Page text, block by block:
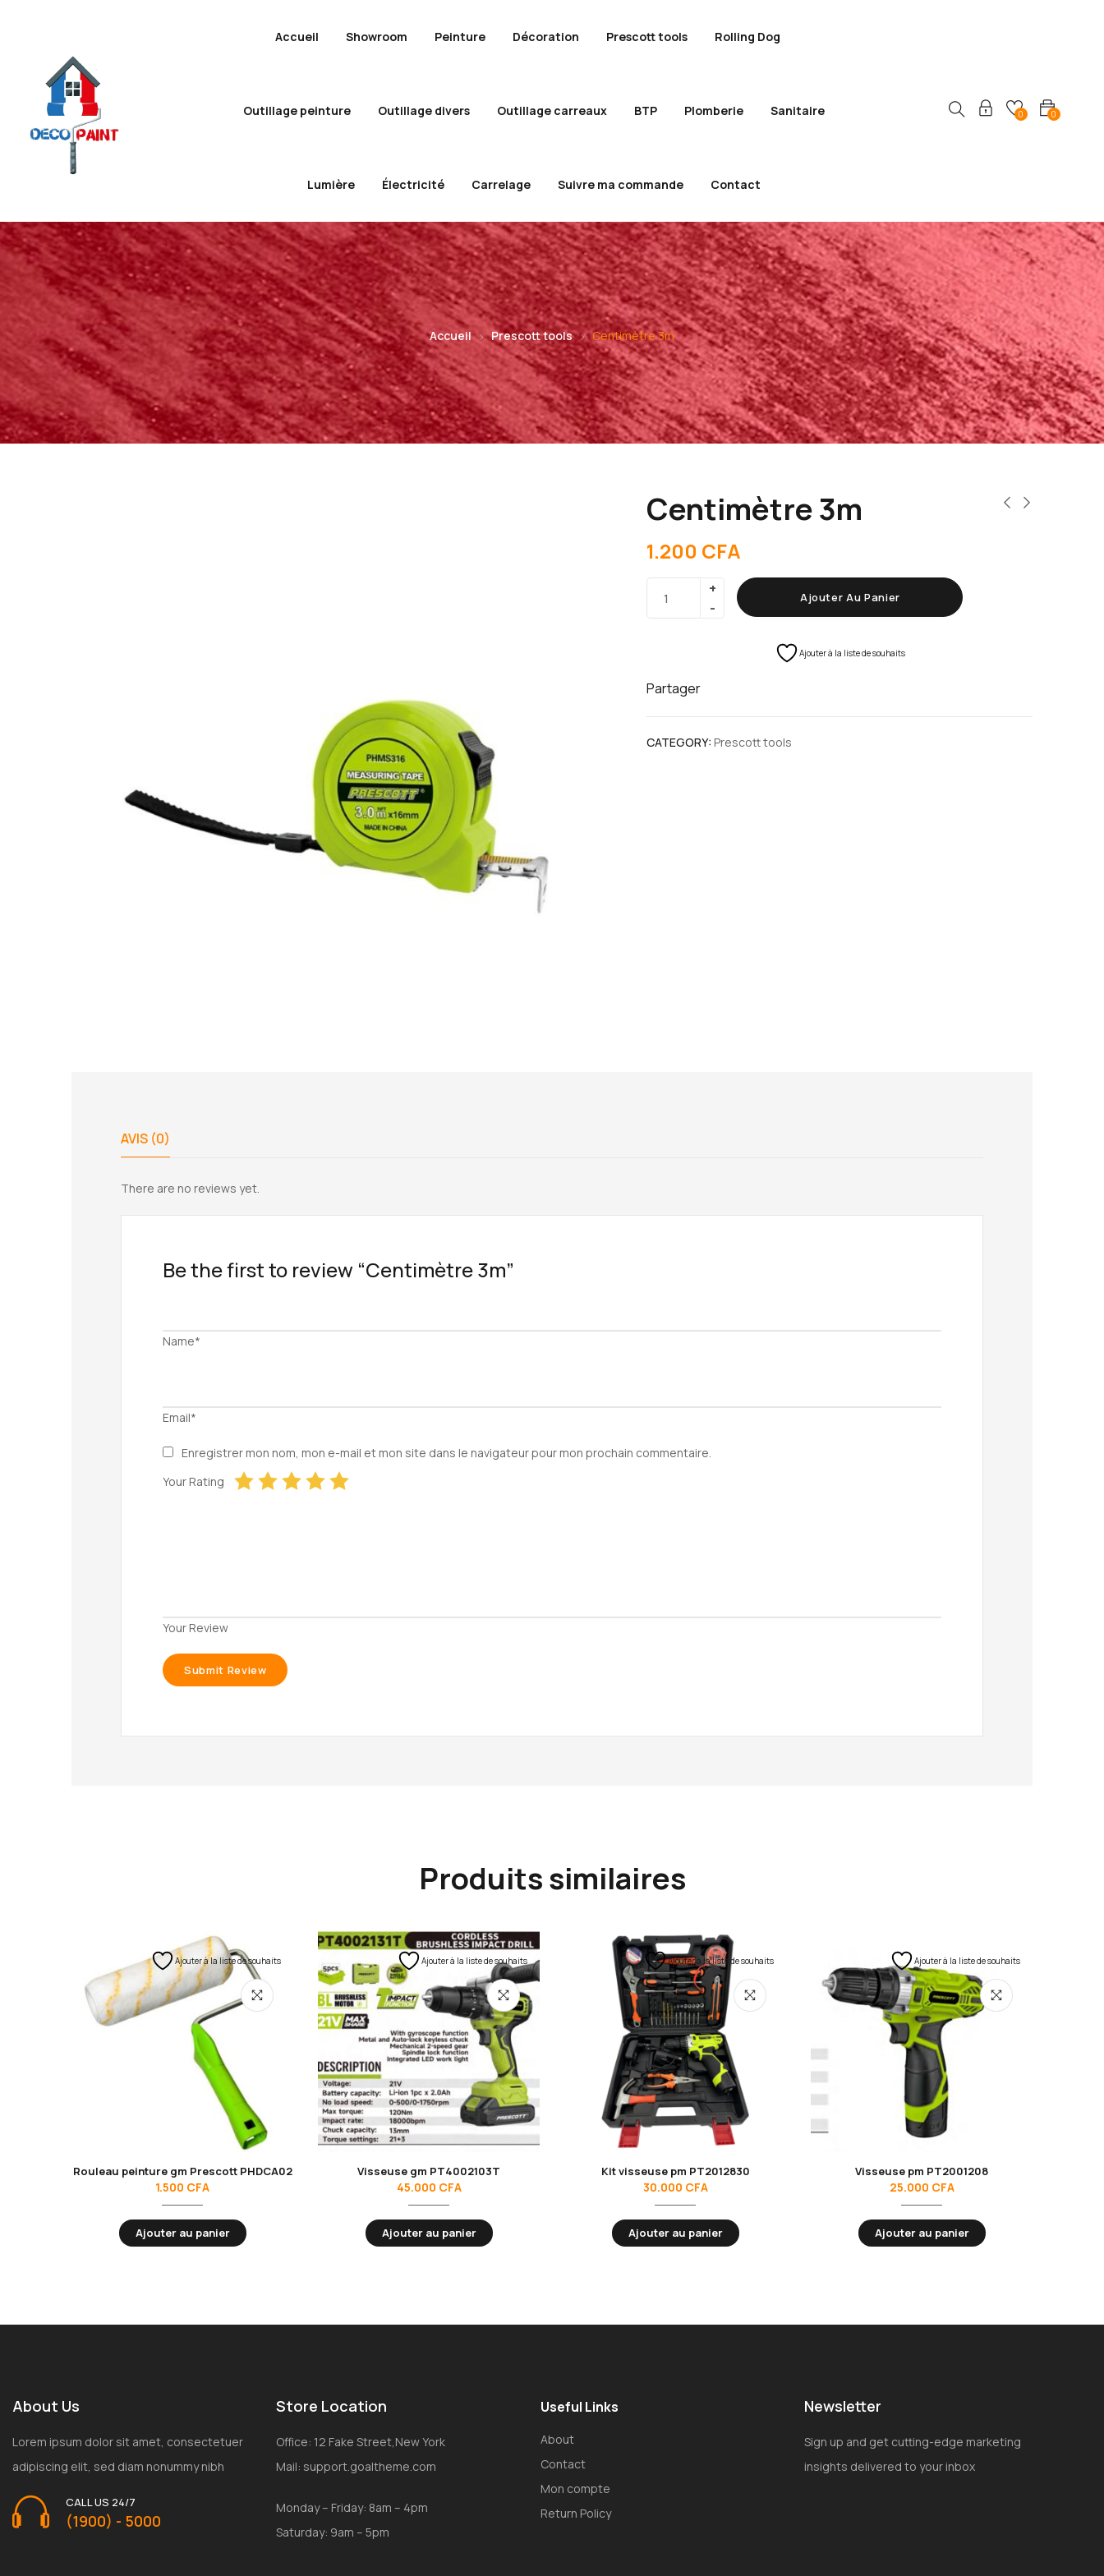
Accueil Showroom Peinture Décoration Prescott tools Rolling Dog
Outillage peinture Outillage divers Outillage carreaux BTP Plomberie Sanitaire
Lumière Électricité Carrelage Suivre ma commande Contact
0
0
Accueil Prescott tools Centimètre 3m
Centimètre 3m
1.200 CFA
Ajouter Au Panier
Ajouter à la liste de souhaits
Partager
CATEGORY: Prescott tools
AVIS (0)
There are no reviews yet.
Be the first to review “Centimètre 3m”
Name*
Email*
Enregistrer mon nom, mon e-mail et mon site dans le navigateur pour mon prochain commentaire.
Your Rating
Your Review
Produits similaires
Ajouter à la liste de souhaits
Rouleau peinture gm Prescott PHDCA02
1.500 CFA
Ajouter au panier
Ajouter à la liste de souhaits
Visseuse gm PT4002103T
45.000 CFA
Ajouter au panier
Ajouter à la liste de souhaits
Kit visseuse pm PT2012830
30.000 CFA
Ajouter au panier
Ajouter à la liste de souhaits
Visseuse pm PT2001208
25.000 CFA
Ajouter au panier
About Us
Lorem ipsum dolor sit amet, consectetuer
adipiscing elit, sed diam nonummy nibh
CALL US 24/7
(1900) - 5000
Store Location
Office: 12 Fake Street,New York
Mail: support.goaltheme.com
Monday – Friday: 8am – 4pm
Saturday: 9am – 5pm
Useful Links
About
Contact
Mon compte
Return Policy
Newsletter
Sign up and get cutting-edge marketing
insights delivered to your inbox